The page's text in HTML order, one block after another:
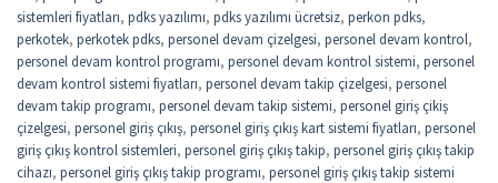
sistemleri fiyatları, pdks yazılımı, pdks yazılımı ücretsiz, perkon pdks,
perkotek, perkotek pdks, personel devam çizelgesi, personel devam kontrol,
personel devam kontrol programı, personel devam kontrol sistemi, personel
devam kontrol sistemi fiyatları, personel devam takip çizelgesi, personel
devam takip programı, personel devam takip sistemi, personel giriş çikiş
çizelgesi, personel giriş çıkış, personel giriş çıkış kart sistemi fiyatları, personel
giriş çıkış kontrol sistemleri, personel giriş çıkış takip, personel giriş çıkış takip
cihazı, personel giriş çıkış takip programı, personel giriş çıkış takip sistemi